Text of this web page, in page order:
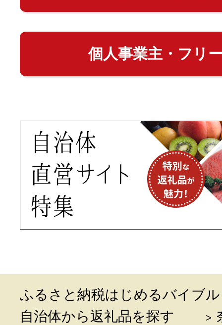
個人事業主・フリ
ふるさと納税はじめるバイブル
自治体から返礼品を探す